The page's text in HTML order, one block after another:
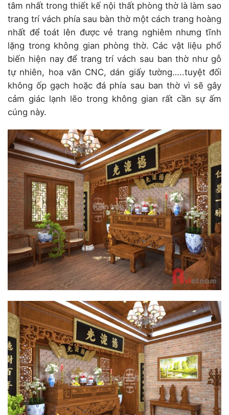
tâm nhất trong thiết kế nội thất phòng thờ là làm sao
trang trí vách phía sau bàn thờ một cách trang hoàng
nhất để toát lên được vẻ trang nghiêm nhưng tĩnh
lặng trong không gian phòng thờ. Các vật liệu phổ
biến hiện nay để trang trí vách sau ban thờ như gỗ
tự nhiên, hoa văn CNC, dán giấy tường…..tuyệt đối
không ốp gạch hoặc đá phía sau ban thờ vì sẽ gây
cảm giác lạnh lẽo trong không gian rất cần sự ấm
cúng này.